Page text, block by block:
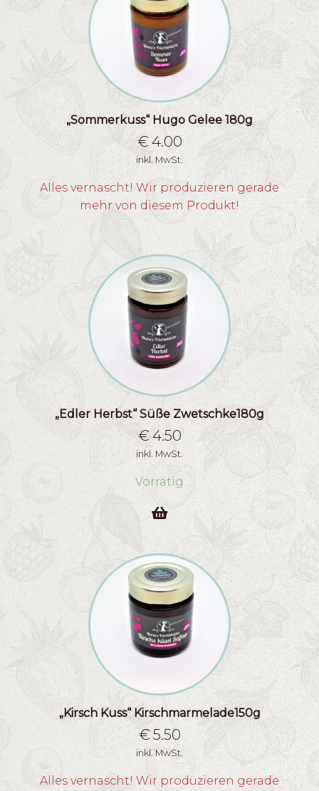
„Sommerkuss“ Hugo Gelee 180g
€4.00
inkl. MwSt.
Alles vernascht! Wir produzieren gerade
mehr von diesem Produkt!
„Edler Herbst“ Süße Zwetschke180g
€ 4.50
inkl. MwSt.
Vorrätig
„Kirsch Kuss“ Kirschmarmelade150g
€ 5.50
inkl. MwSt.
Alles vernascht! Wir produzieren gerade